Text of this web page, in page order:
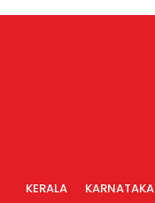
KERALA KARNATAKA